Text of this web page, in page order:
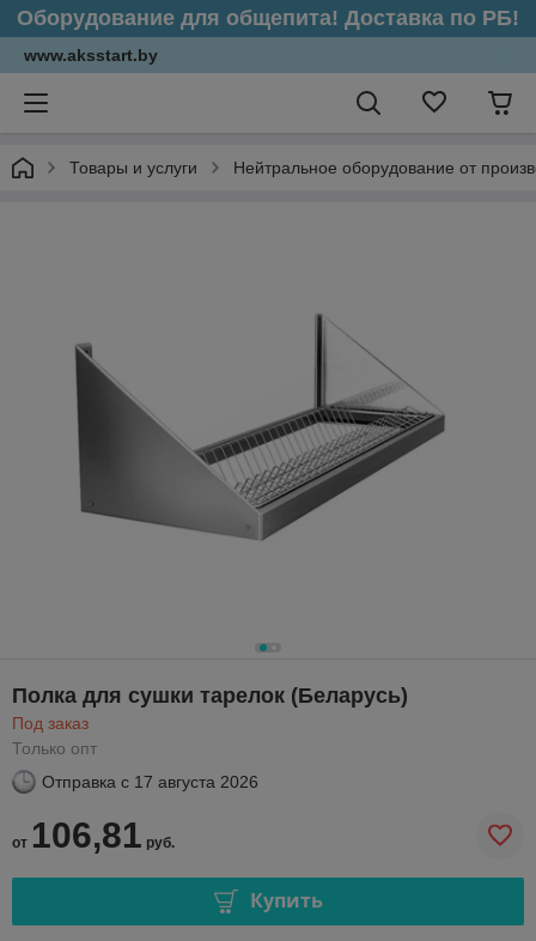
Оборудование для общепита! Доставка по РБ!
www.aksstart.by
Товары и услуги Нейтральное оборудование от
Полка для сушки тарелок (Беларусь)
Под заказ
Только опт
Отправка с 17 августа 2026
от 106,81 руб.
Купить